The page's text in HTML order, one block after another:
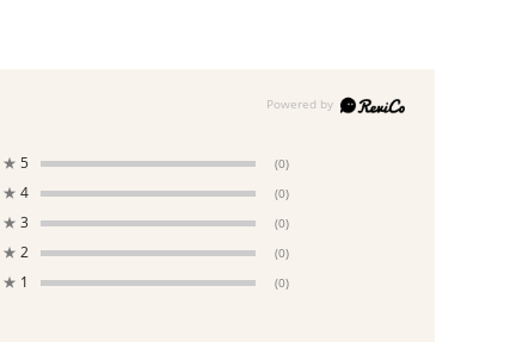
★ 5 (0)
★ 4 (0)
★ 3 (0)
★ 2 (0)
★ 1 (0)